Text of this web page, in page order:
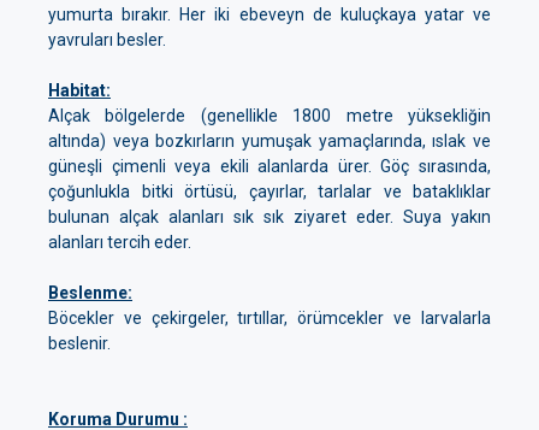
yumurta bırakır. Her iki ebeveyn de kuluçkaya yatar ve
yavruları besler.
Habitat:
Alçak bölgelerde (genellikle 1800 metre yüksekliğin
altında) veya bozkırların yumuşak yamaçlarında, ıslak ve
güneşli çimenli veya ekili alanlarda ürer. Göç sırasında,
çoğunlukla bitki örtüsü, çayırlar, tarlalar ve bataklıklar
bulunan alçak alanları sık sık ziyaret eder. Suya yakın
alanları tercih eder.
Beslenme:
Böcekler ve çekirgeler, tırtıllar, örümcekler ve larvalarla
Koruma Durumu :